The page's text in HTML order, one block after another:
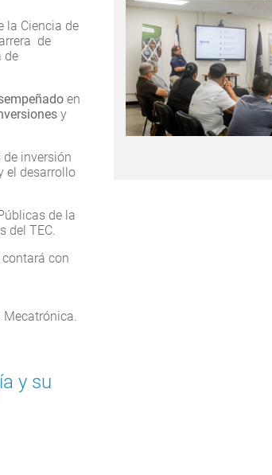
la Ciencia de
de
de
en
y
de inversión
el desarrollo
de la
del TEC.
con
Mecatrónica.
y su